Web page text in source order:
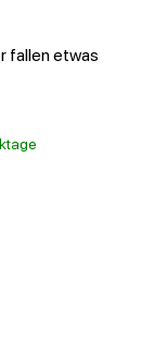
fallen etwas